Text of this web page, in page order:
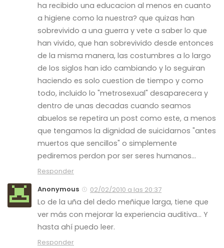
ha recibido una educacion al menos en cuanto
a higiene como la nuestra? que quizas han
sobrevivido a una guerra y vete a saber lo que
han vivido, que han sobrevivido desde entonces
de la misma manera, las costumbres a lo largo
de los siglos han ido cambiando y lo seguiran
haciendo es solo cuestion de tiempo y como
todo, incluido lo "metrosexual" desaparecera y
dentro de unas decadas cuando seamos
abuelos se repetira un post como este, a menos
que tengamos la dignidad de suicidarnos "antes
muertos que sencillos" o simplemente
pediremos perdon por ser seres humanos…
Responder
Anonymous
02/02/2010 a las 20:37
Lo de la uña del dedo meñique larga, tiene que
ver más con mejorar la experiencia auditiva… Y
hasta ahí puedo leer.
Responder